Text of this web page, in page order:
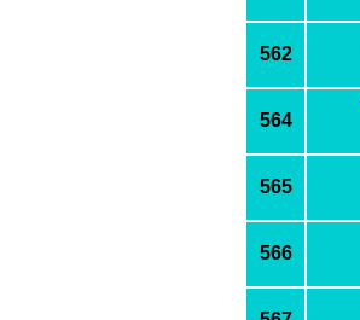
562
564
565
566